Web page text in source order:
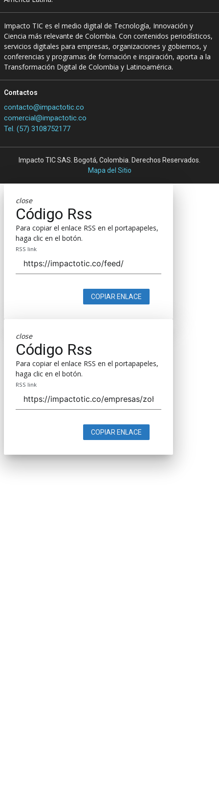
Impacto TIC es el medio digital de Tecnología, Innovación y
Ciencia más relevante de Colombia. Con contenidos periodísticos,
servicios digitales para empresas, organizaciones y gobiernos, y
conferencias y programas de formación e inspiración, aporta a la
Transformación Digital de Colombia y Latinoamérica.
Contactos
contacto@impactotic.co
comercial@impactotic.co
Tel. (57) 3108752177
Impacto TIC SAS. Bogotá, Colombia. Derechos Reservados.
Mapa del Sitio
close
Código Rss
Para copiar el enlace RSS en el portapapeles,
haga clic en el botón.
RSS link
COPIAR ENLACE
close
Código Rss
Para copiar el enlace RSS en el portapapeles,
haga clic en el botón.
RSS link
COPIAR ENLACE